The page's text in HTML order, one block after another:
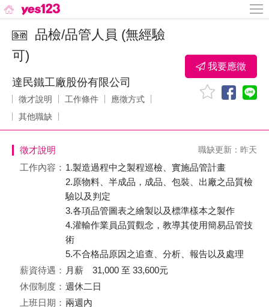
品檢/品管人員 (無經驗
可)
達民鐵工廠股份有限公司
徵才說明 工作條件
應徵方式
其他職缺
我要應徵
徵才說明 職缺更新：昨天
工作內容： 1.製造過程中之製程巡檢、實施品管計畫
2.原物料、半成品，成品、包裝、出廠之品質檢
驗以及判定
3.各項品管圖表之繪製以及標準樣本之製作
4.灌輸作業員品質觀念，教導其使用簡易品管技
術
5.不合格品原因之追查、分析、報告以及處理
薪資待遇： 月薪 31,000 至 33,600元
休假制度： 週休二日
上班日期： 兩週內